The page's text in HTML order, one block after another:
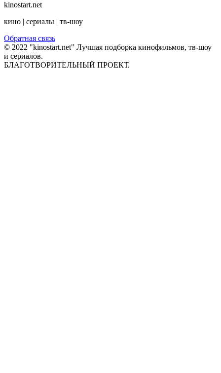
kinostart.net
кино | сериалы | тв-шоу
Обратная связь
© 2022 "kinostart.net" Лучшая подборка кинофильмов, тв-шоу
и сериалов.
БЛАГОТВОРИТЕЛЬНЫЙ ПРОЕКТ.